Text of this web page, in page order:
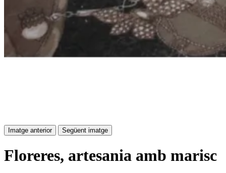
Imatge anterior Següent imatge
Floreres, artesania amb marisc